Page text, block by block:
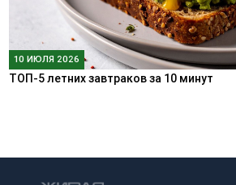
10 ИЮЛЯ 2026
ТОП-5 летних завтраков за 10 минут